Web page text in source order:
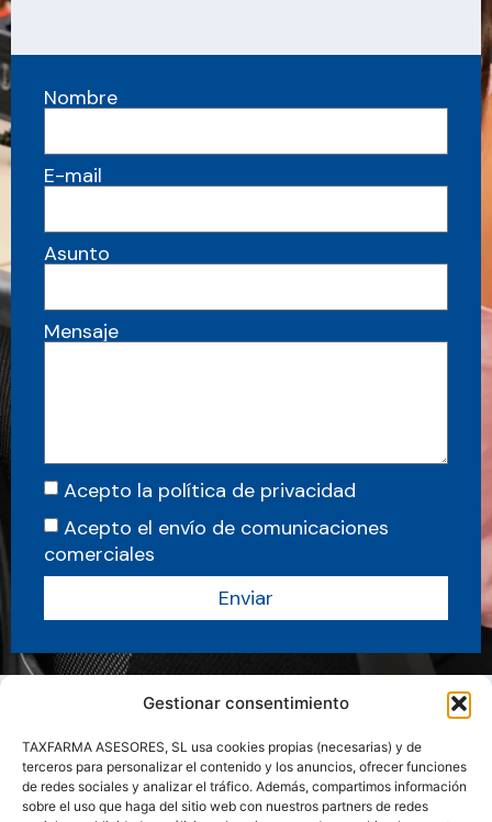
Gestionar consentimiento
TAXFARMA ASESORES, SL usa cookies propias (necesarias) y de
terceros para personalizar el contenido y los anuncios, ofrecer funciones
de redes sociales y analizar el tráfico. Además, compartimos información
sobre el uso que haga del sitio web con nuestros partners de redes
Nombre
E-mail
Asunto
Mensaje
Acepto la política de privacidad
Acepto el envío de comunicaciones
comerciales
Enviar